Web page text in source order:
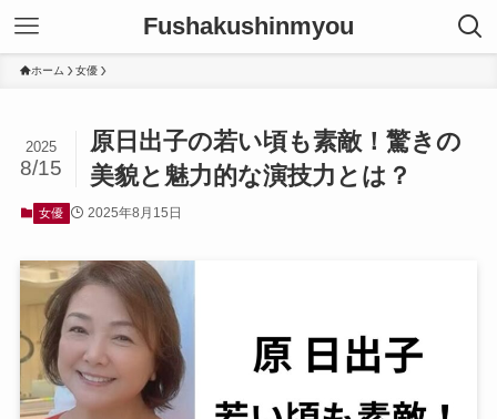
Fushakushinmyou
ホーム 女優
原日出子の若い頃も素敵！驚きの
美貌と魅力的な演技力とは？
2025
8/15
女優 2025年8月15日